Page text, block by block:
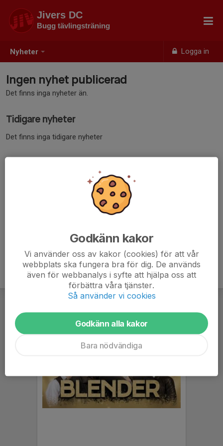
Nyheter Logga in
Jivers DC
Bugg tävlingsträning
Ingen nyhet publicerad
Det finns inga nyheter än.
Tidigare nyheter
Det finns inga tidigare nyheter
Godkänn kakor
Vi använder oss av kakor (cookies) för att vår
webbplats ska fungera bra för dig. De används
även för webbanalys i syfte att hjälpa oss att
förbättra våra tjänster.
Så använder vi cookies
Godkänn alla kakor
Bara nödvändiga